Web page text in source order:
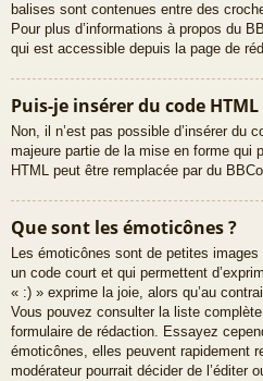
balises sont contenues entre des
Pour plus d’informations à propos du
qui est accessible depuis la page de
Puis-je insérer du code HTML
Non, il n’est pas possible d’insérer du
majeure partie de la mise en forme qui
HTML peut être remplacée par du
Que sont les émoticônes ?
Les émoticônes sont de petites
un code court et qui permettent
« :) » exprime la joie, alors qu’au
Vous pouvez consulter la liste
formulaire de rédaction. Essayez
émoticônes, elles peuvent rapidement
modérateur pourrait décider de l’éditer